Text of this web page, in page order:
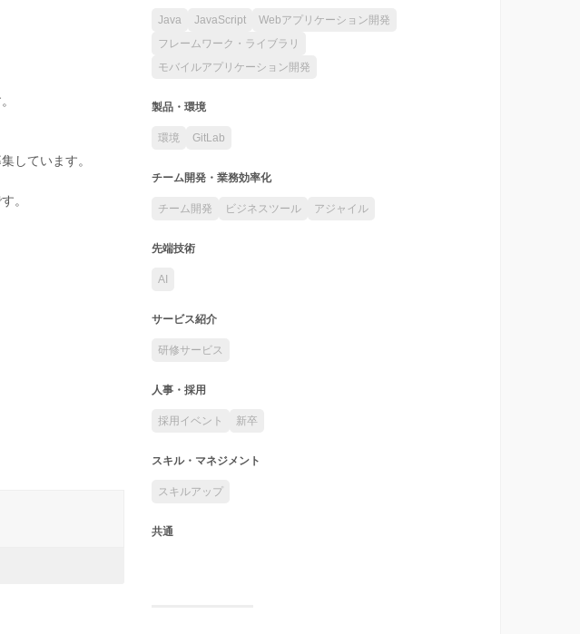
しています。
。
Java JavaScript
Webアプリケーション開発
フレームワーク・ライブラリ
モバイルアプリケーション開発
製品・環境
環境 GitLab
チーム開発・業務効率化
チーム開発 ビジネスツール アジャイル
先端技術
AI
サービス紹介
研修サービス
人事・採用
採用イベント 新卒
スキル・マネジメント
スキルアップ
共通